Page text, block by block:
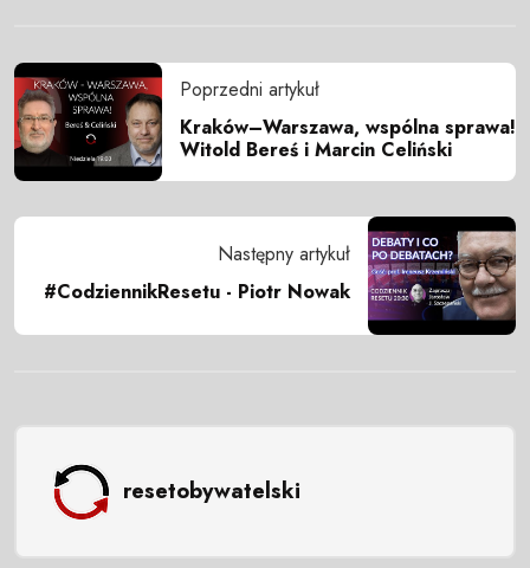
Poprzedni artykuł
Kraków–Warszawa, wspólna sprawa!
Witold Bereś i Marcin Celiński
Następny artykuł
#CodziennikResetu - Piotr Nowak
resetobywatelski